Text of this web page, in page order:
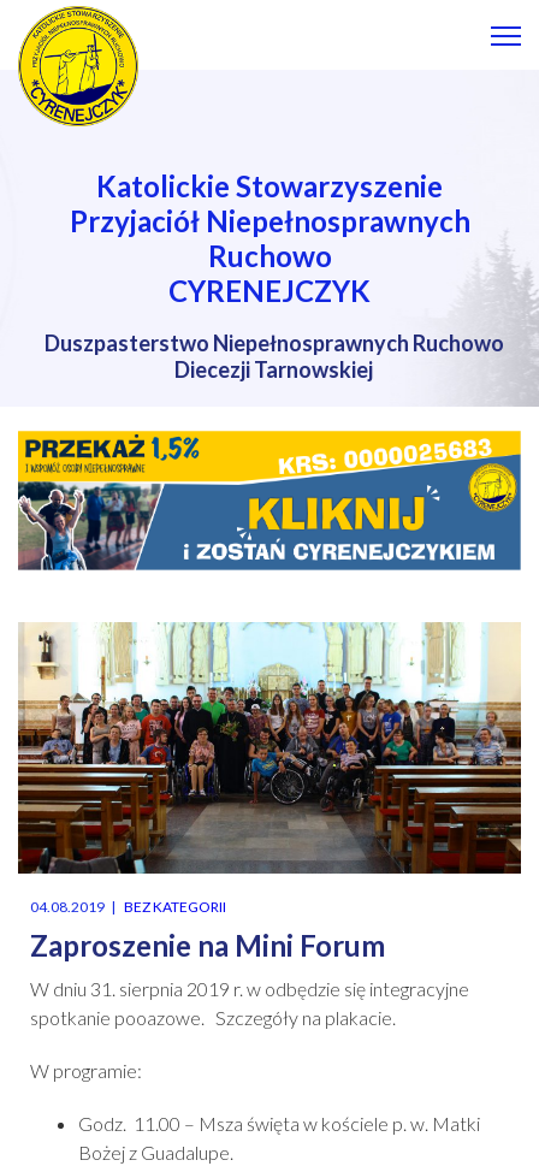
Katolickie Stowarzyszenie
Przyjaciół Niepełnosprawnych
Ruchowo
CYRENEJCZYK
Duszpasterstwo Niepełnosprawnych Ruchowo
Diecezji Tarnowskiej
04.08.2019 BEZ KATEGORII
Zaproszenie na Mini Forum
W dniu 31. sierpnia 2019 r. w odbędzie się integracyjne
spotkanie pooazowe. Szczegóły na plakacie.
W programie:
Godz. 11.00 – Msza święta w kościele p. w. Matki
Bożej z Guadalupe.